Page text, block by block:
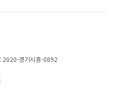
2020-경기시흥-0892